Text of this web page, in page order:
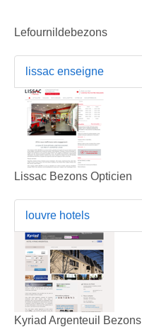
Lefournildebezons
lissac enseigne
Lissac Bezons Opticien
louvre hotels
Kyriad Argenteuil Bezons